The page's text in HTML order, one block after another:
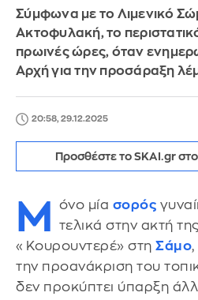
Σύμφωνα με το Λιμενικό
Ακτοφυλακή, το
πρωινές ώρες, όταν
Αρχή για την προσάραξη
20:58, 29.12.2025
Προσθέστε το SKAI.gr στο
Μ όνο μία σορός
τελικά στην ακτή
«Κουρουντερέ» στη Σάμο
την προανάκριση του
δεν προκύπτει ύπαρξη